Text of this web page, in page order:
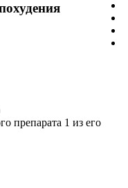
препарата 1 из его